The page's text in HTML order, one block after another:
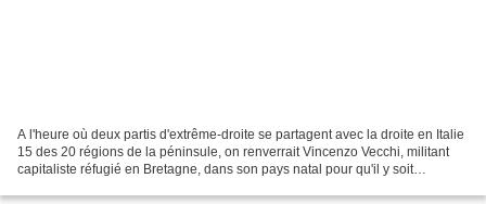
A l'heure où deux partis d'extrême-droite se partagent avec la droite en Italie
15 des 20 régions de la péninsule, on renverrait Vincenzo Vecchi, militant
capitaliste réfugié en Bretagne, dans son pays natal pour qu'il y soit